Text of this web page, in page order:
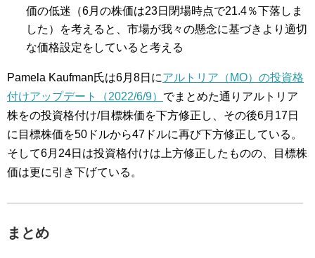
価の低迷（6月の株価は23日閉場時点で21.4％下落しま
した）を考えると、市場が我々の懸念に基づきより適切
な価格設定をしていると考える
Pamela Kaufman氏は6月8日にアルトリア（MO）の投資格
付けアップデート（2022/6/9） でまとめた通りアルトリア
株をの投資格付け/目標株価を下方修正し、その後6月17日
に目標株価を50ドルから47ドルに再び下方修正している。
そして6月24日は投資格付けは上方修正したものの、目標株
価は更に引き下げている。
まとめ